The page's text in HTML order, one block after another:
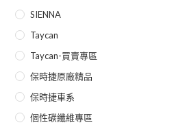
SIENNA
Taycan
Taycan-買賣專區
保時捷原廠精品
保時捷車系
個性碳纖維專區